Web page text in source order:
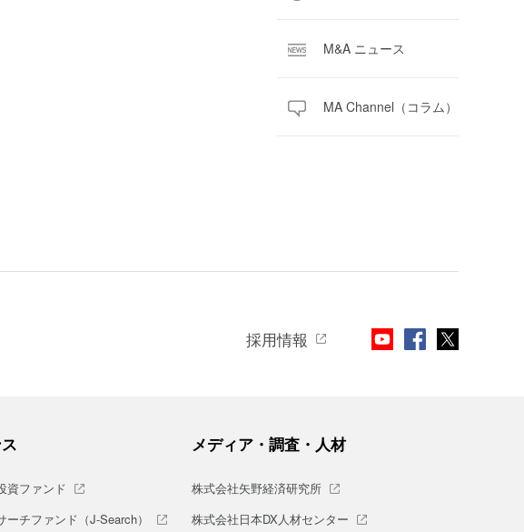
M&A ニュース
MA Channel（コラム）
採用情報
資ファンド
ーチファンド（J-Search）
メディア・調査・人材
株式会社矢野経済研究所
株式会社日本DX人材センター